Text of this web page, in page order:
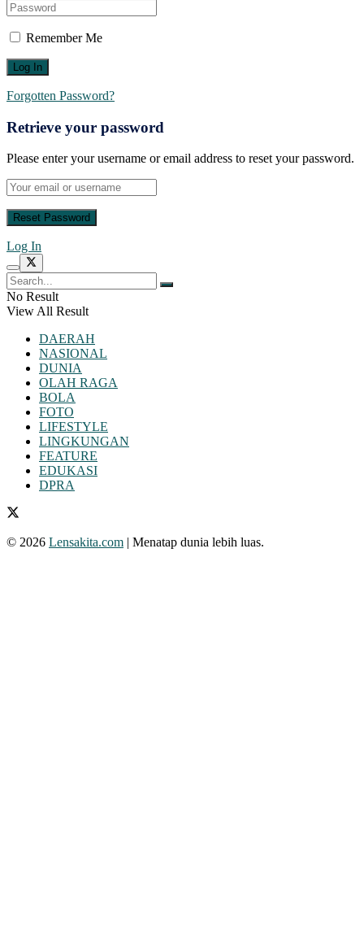
Remember Me
Forgotten Password?
Retrieve your password
Please enter your username or email address to reset your password.
Log In
No Result
View All Result
DAERAH
NASIONAL
DUNIA
OLAH RAGA
BOLA
FOTO
LIFESTYLE
LINGKUNGAN
FEATURE
EDUKASI
DPRA
© 2026 Lensakita.com | Menatap dunia lebih luas.